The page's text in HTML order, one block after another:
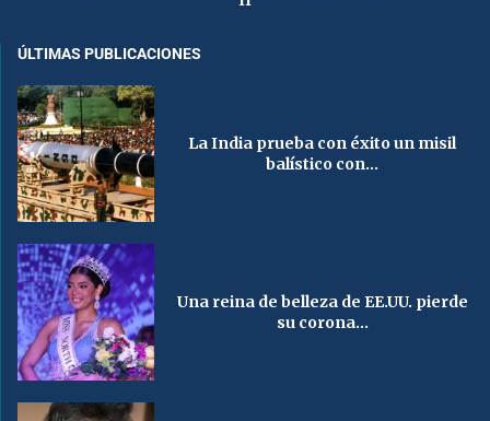
ÚLTIMAS PUBLICACIONES
La India prueba con éxito un misil
balístico con...
Una reina de belleza de EE.UU. pierde
su corona...